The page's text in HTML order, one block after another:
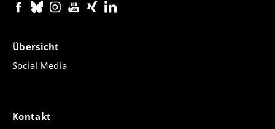
Übersicht
Social Media
Kontakt